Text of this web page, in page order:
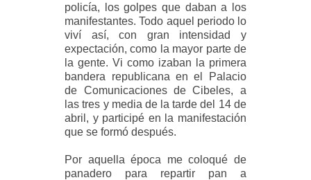
policía, los golpes que daban a los
manifestantes. Todo aquel periodo lo
viví así, con gran intensidad y
expectación, como la mayor parte de
la gente. Vi como izaban la primera
bandera republicana en el Palacio
de Comunicaciones de Cibeles, a
las tres y media de la tarde del 14 de
abril, y participé en la manifestación
que se formó después.
Por aquella época me coloqué de
panadero para repartir pan a